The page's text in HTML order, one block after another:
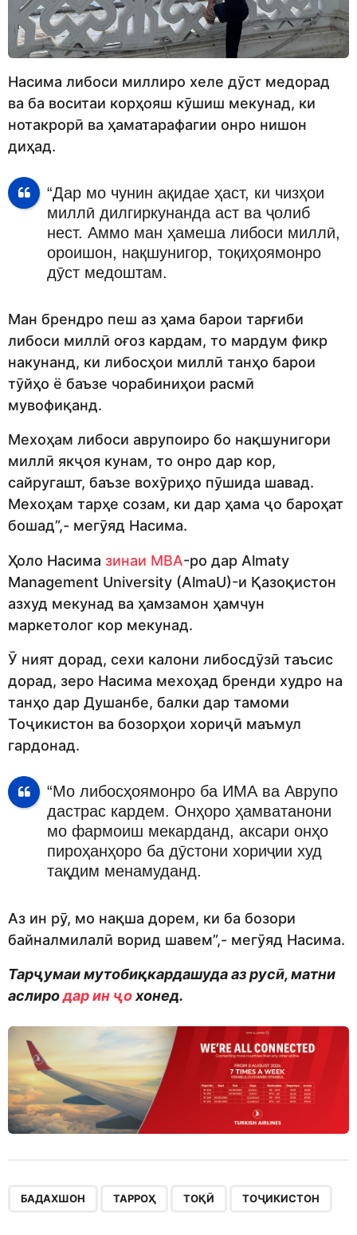
Насима либоси миллиро хеле дӯст медорад
ва ба воситаи корҳояш кӯшиш мекунад, ки
нотакрорӣ ва ҳаматарафагии онро нишон
диҳад.
“Дар мо чунин ақидае ҳаст, ки чизҳои
миллӣ дилгиркунанда аст ва ҷолиб
нест. Аммо ман ҳамеша либоси миллӣ,
ороишон, нақшунигор, тоқиҳоямонро
дӯст медоштам.
Ман брендро пеш аз ҳама барои тарғиби
либоси миллӣ оғоз кардам, то мардум фикр
накунанд, ки либосҳои миллӣ танҳо барои
тӯйҳо ё баъзе чорабиниҳои расмӣ
мувофиқанд.
Мехоҳам либоси аврупоиро бо нақшунигори
миллӣ якҷоя кунам, то онро дар кор,
сайругашт, баъзе вохӯриҳо пӯшида шавад.
Мехоҳам тарҳе созам, ки дар ҳама ҷо бароҳат
бошад”,- мегӯяд Насима.
Ҳоло Насима зинаи MBA-ро дар Almaty
Management University (AlmaU)-и Қазоқистон
азхуд мекунад ва ҳамзамон ҳамчун
маркетолог кор мекунад.
Ӯ ният дорад, сехи калони либосдӯзӣ таъсис
дорад, зеро Насима мехоҳад бренди худро на
танҳо дар Душанбе, балки дар тамоми
Тоҷикистон ва бозорҳои хориҷӣ маъмул
гардонад.
“Мо либосҳоямонро ба ИМА ва Аврупо
дастрас кардем. Онҳоро ҳамватанони
мо фармоиш мекарданд, аксари онҳо
пироҳанҳоро ба дӯстони хориҷии худ
тақдим менамуданд.
Аз ин рӯ, мо нақша дорем, ки ба бозори
байналмилалӣ ворид шавем”,- мегӯяд Насима.
Тарҷумаи мутобиқкардашуда аз русӣ, матни
аслиродар ин ҷохонед.
БАДАХШОН ТАРРОҲ ТОҚӢ ТОҶИКИСТОН